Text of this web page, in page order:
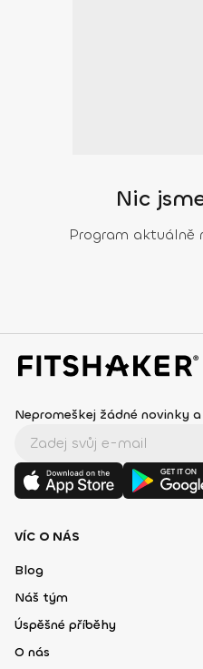
Nic
Program aktuálně
Nepromeškej žádné novinky
VÍC O NÁS
Blog
Náš tým
Úspěšné příběhy
O nás